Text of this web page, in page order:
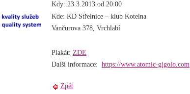
Kdy: 23.3.2013 od 20:00
Kde: KD Střelnice – klub Kotelna
Vančurova 378, Vrchlabí
Plakát: ZDE
Další informace: https://www.atomic-gigolo.com
Zpět